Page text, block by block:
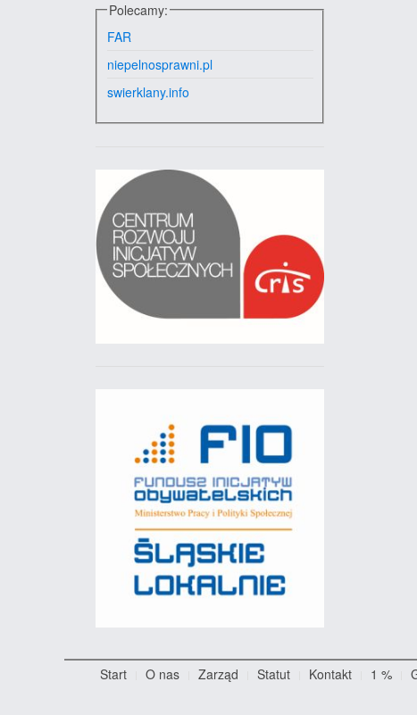
Polecamy:
FAR
niepelnosprawni.pl
swierklany.info
Start O nas Zarząd Statut Kontakt 1 %